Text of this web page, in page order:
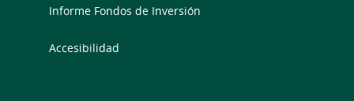
Informe Fondos de Inversión
Accesibilidad